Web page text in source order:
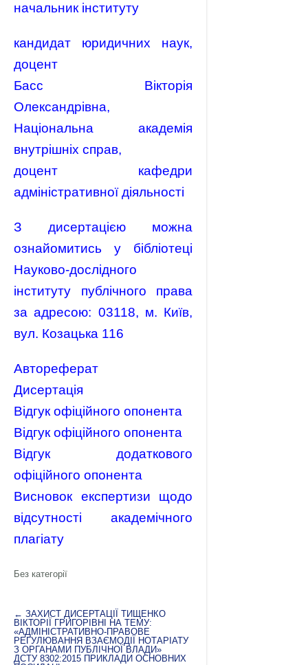
начальник інституту
кандидат юридичних наук,
доцент
Басс Вікторія
Олександрівна,
Національна академія
внутрішніх справ,
доцент кафедри
адміністративної діяльності
З дисертацією можна
ознайомитись у бібліотеці
Науково-дослідного
інституту публічного права
за адресою: 03118, м. Київ,
вул. Козацька 116
Автореферат
Дисертація
Відгук офіційного опонента
Відгук офіційного опонента
Відгук додаткового
офіційного опонента
Висновок експертизи щодо
відсутності академічного
плагіату
Без категорії
← ЗАХИСТ ДИСЕРТАЦІЇ ТИЩЕНКО
ВІКТОРІЇ ГРИГОРІВНІ НА ТЕМУ:
«АДМІНІСТРАТИВНО-ПРАВОВЕ
РЕГУЛЮВАННЯ ВЗАЄМОДІЇ НОТАРІАТУ
З ОРГАНАМИ ПУБЛІЧНОЇ ВЛАДИ»
ДСТУ 8302:2015 ПРИКЛАДИ ОСНОВНИХ